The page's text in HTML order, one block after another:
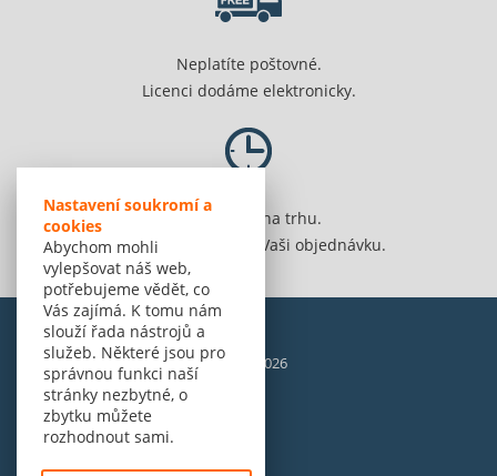
Nastavení soukromí a
cookies
Abychom mohli
vylepšovat náš web,
potřebujeme vědět, co
Vás zajímá. K tomu nám
slouží řada nástrojů a
služeb. Některé jsou pro
správnou funkci naší
stránky nezbytné, o
zbytku můžete
rozhodnout sami.
Neplatíte poštovné.
Licenci dodáme elektronicky.
Jsme 20 let na trhu.
Spolehlivě vyřídíme Vaši objednávku.
© Amenit Software Solutions, 1998 - 2026
Powered bynopCommerce